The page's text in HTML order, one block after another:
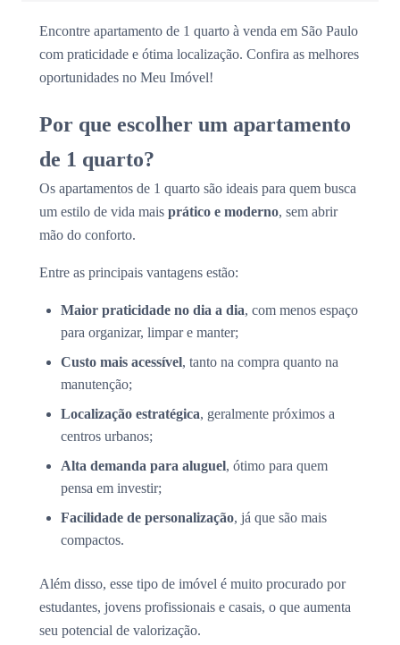
Encontre apartamento de 1 quarto à venda em São Paulo
com praticidade e ótima localização. Confira as melhores
oportunidades no Meu Imóvel!
Por que escolher um apartamento
de 1 quarto?
Os apartamentos de 1 quarto são ideais para quem busca
um estilo de vida mais prático e moderno, sem abrir
mão do conforto.
Entre as principais vantagens estão:
Maior praticidade no dia a dia, com menos espaço
para organizar, limpar e manter;
Custo mais acessível, tanto na compra quanto na
manutenção;
Localização estratégica, geralmente próximos a
centros urbanos;
Alta demanda para aluguel, ótimo para quem
pensa em investir;
Facilidade de personalização, já que são mais
compactos.
Além disso, esse tipo de imóvel é muito procurado por
estudantes, jovens profissionais e casais, o que aumenta
seu potencial de valorização.